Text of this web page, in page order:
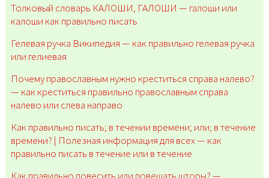
Толковый словарь КАЛОШИ, ГАЛОШИ — галоши или
калоши как правильно писать
Гелевая ручка Википедия — как правильно гелевая ручка
или гелиевая
Почему православным нужно креститься справа налево?
— как креститься правильно православным справа
налево или слева направо
Как правильно писать; в течении времени; или; в течение
времени? | Полезная информация для всех — как
правильно писать в течение или в течение